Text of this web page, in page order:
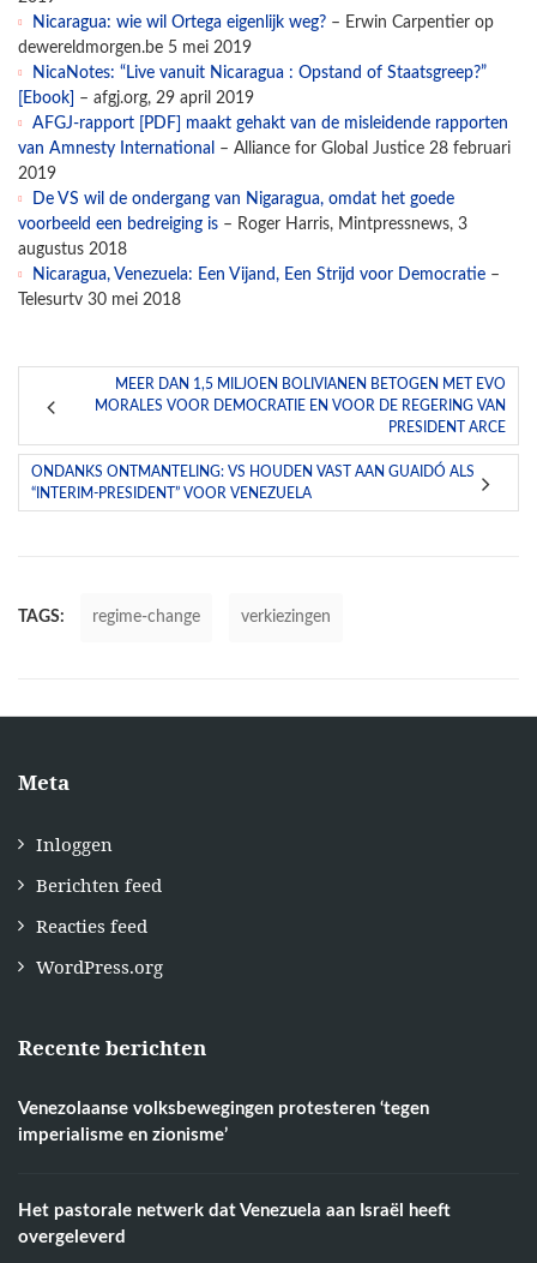
Nicaragua: wie wil Ortega eigenlijk weg? – Erwin Carpentier op
dewereldmorgen.be 5 mei 2019
NicaNotes: “Live vanuit Nicaragua : Opstand of Staatsgreep?”
[Ebook]
– afgj.org, 29 april 2019
AFGJ-rapport [PDF] maakt gehakt van de misleidende rapporten
van Amnesty International – Alliance for Global Justice 28 februari
2019
De VS wil de ondergang van Nigaragua, omdat het goede
voorbeeld een bedreiging is – Roger Harris, Mintpressnews, 3
augustus 2018
Nicaragua, Venezuela: Een Vijand, Een Strijd voor Democratie –
Telesurtv 30 mei 2018
MEER DAN 1,5 MILJOEN BOLIVIANEN BETOGEN MET EVO
MORALES VOOR DEMOCRATIE EN VOOR DE REGERING VAN
PRESIDENT ARCE
ONDANKS ONTMANTELING: VS HOUDEN VAST AAN GUAIDÓ ALS
“INTERIM-PRESIDENT” VOOR VENEZUELA
TAGS: regime-change verkiezingen
Meta
Inloggen
Berichten feed
Reacties feed
WordPress.org
Recente berichten
Venezolaanse volksbewegingen protesteren ‘tegen
imperialisme en zionisme’
Het pastorale netwerk dat Venezuela aan Israël heeft
overgeleverd